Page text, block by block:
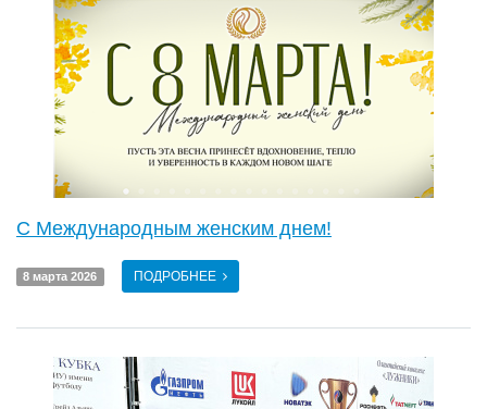
С Международным женским днем!
8 марта 2026 ПОДРОБНЕЕ